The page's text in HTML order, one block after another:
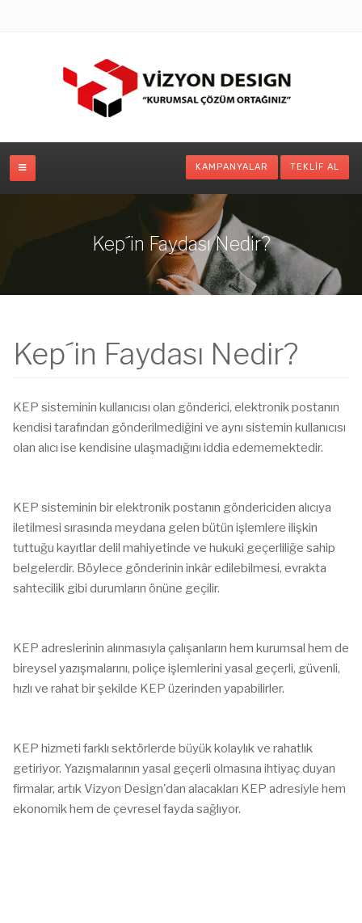
KAMPANYALAR TEKLIF AL
Kep´in Faydası Nedir?
Kep´in Faydası Nedir?
KEP sisteminin kullanıcısı olan gönderici, elektronik postanın
kendisi tarafından gönderilmediğini ve aynı sistemin kullanıcısı
olan alıcı ise kendisine ulaşmadığını iddia edememektedir.
KEP sisteminin bir elektronik postanın göndericiden alıcıya
iletilmesi sırasında meydana gelen bütün işlemlere ilişkin
tuttuğu kayıtlar delil mahiyetinde ve hukuki geçerliliğe sahip
belgelerdir. Böylece gönderinin inkâr edilebilmesi, evrakta
sahtecilik gibi durumların önüne geçilir.
KEP adreslerinin alınmasıyla çalışanların hem kurumsal hem de
bireysel yazışmalarını, poliçe işlemlerini yasal geçerli, güvenli,
hızlı ve rahat bir şekilde KEP üzerinden yapabilirler.
KEP hizmeti farklı sektörlerde büyük kolaylık ve rahatlık
getiriyor. Yazışmalarının yasal geçerli olmasına ihtiyaç duyan
firmalar, artık Vizyon Design'dan alacakları KEP adresiyle hem
ekonomik hem de çevresel fayda sağlıyor.